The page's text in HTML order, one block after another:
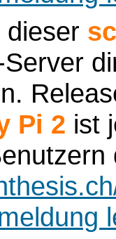
dieser
Pi 2 ist